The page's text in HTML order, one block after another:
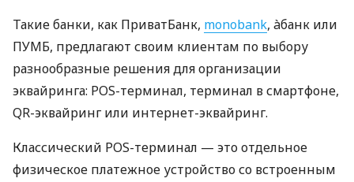
Такие банки, как ПриватБанк, monobank, àбанк или
ПУМБ, предлагают своим клиентам по выбору
разнообразные решения для организации
эквайринга: POS-терминал, терминал в смартфоне,
QR-эквайринг или интернет-эквайринг.
Классический POS-терминал — это отдельное
физическое платежное устройство со встроенным